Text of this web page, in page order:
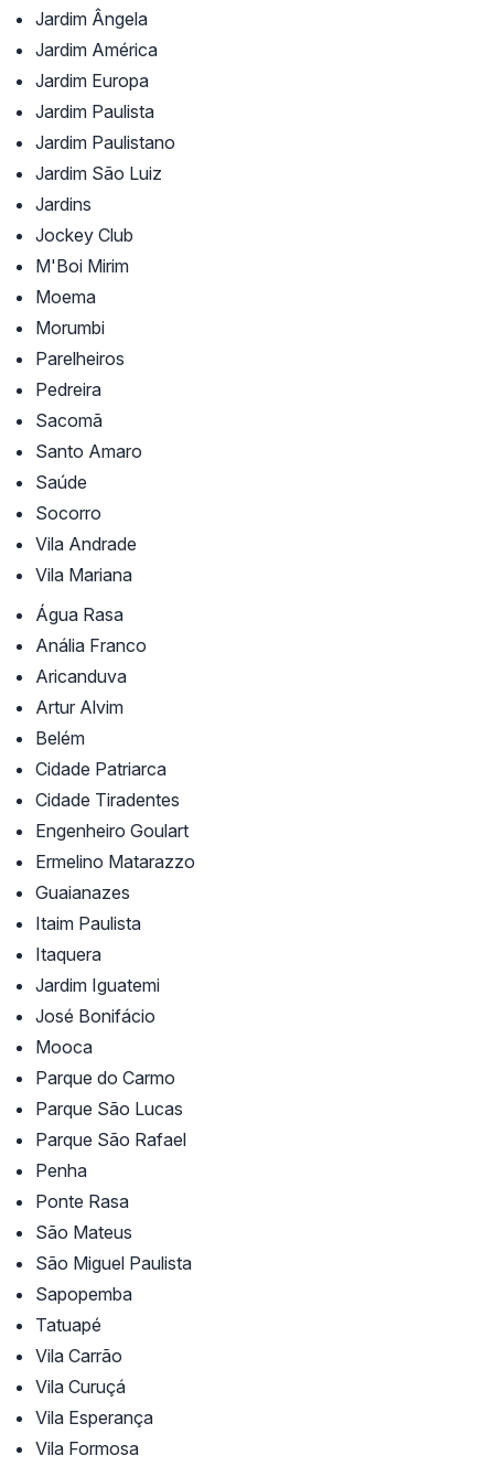
Jardim Ângela
Jardim América
Jardim Europa
Jardim Paulista
Jardim Paulistano
Jardim São Luiz
Jardins
Jockey Club
M'Boi Mirim
Moema
Morumbi
Parelheiros
Pedreira
Sacomã
Santo Amaro
Saúde
Socorro
Vila Andrade
Vila Mariana
Água Rasa
Anália Franco
Aricanduva
Artur Alvim
Belém
Cidade Patriarca
Cidade Tiradentes
Engenheiro Goulart
Ermelino Matarazzo
Guaianazes
Itaim Paulista
Itaquera
Jardim Iguatemi
José Bonifácio
Mooca
Parque do Carmo
Parque São Lucas
Parque São Rafael
Penha
Ponte Rasa
São Mateus
São Miguel Paulista
Sapopemba
Tatuapé
Vila Carrão
Vila Curuçá
Vila Esperança
Vila Formosa